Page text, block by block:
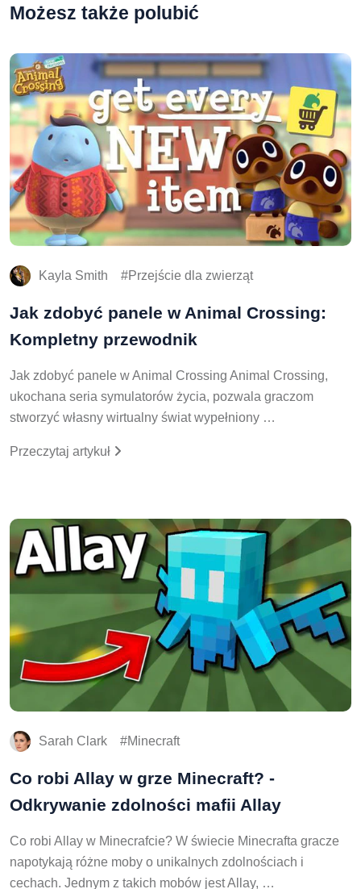
Możesz także polubić
Kayla Smith Przejście dla zwierząt
Jak zdobyć panele w Animal Crossing:
Kompletny przewodnik
Jak zdobyć panele w Animal Crossing Animal Crossing,
ukochana seria symulatorów życia, pozwala graczom
stworzyć własny wirtualny świat wypełniony …
Przeczytaj artykuł
Sarah Clark Minecraft
Co robi Allay w grze Minecraft? -
Odkrywanie zdolności mafii Allay
Co robi Allay w Minecrafcie? W świecie Minecrafta gracze
napotykają różne moby o unikalnych zdolnościach i
cechach. Jednym z takich mobów jest Allay, …